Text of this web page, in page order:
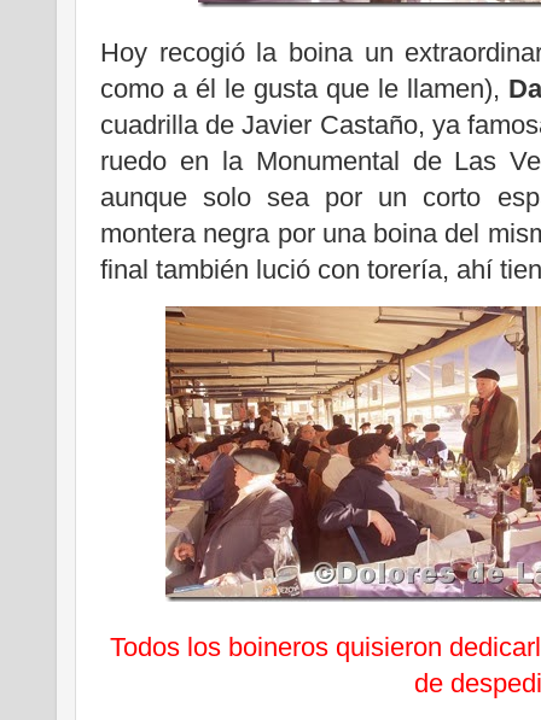
Hoy recogió la boina un
como a él le gusta que le llamen),
cuadrilla de Javier Castaño, ya
ruedo en la Monumental de Las
aunque solo sea por un corto
montera negra por una boina del
final también lució con torería, ahí
Todos los boineros quisieron
de